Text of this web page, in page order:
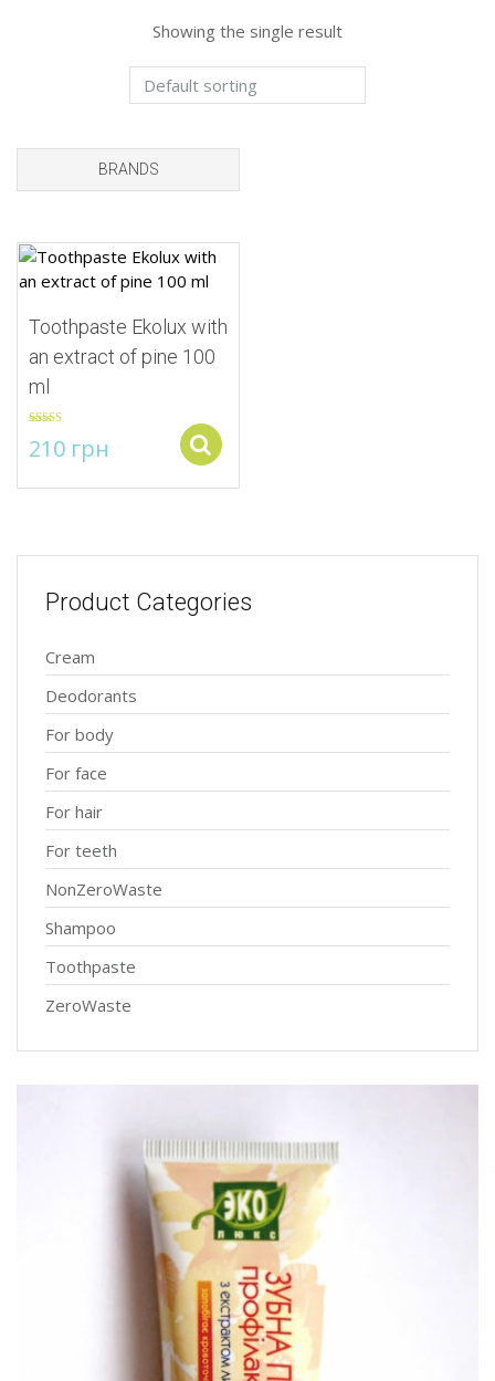
Showing the single result
BRANDS
Toothpaste Ekolux with
an extract of pine 100
ml
out of 5
210 грн
Add to Wishlist
Product Categories
Cream
Deodorants
For body
For face
For hair
For teeth
NonZeroWaste
Shampoo
Toothpaste
ZeroWaste